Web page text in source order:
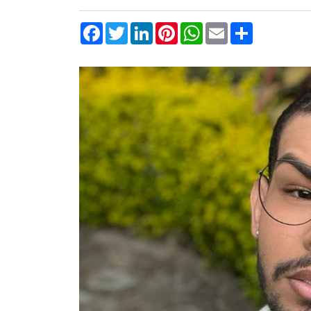
FacebookTwitterLinkedInPinterestWhatsApp
Email